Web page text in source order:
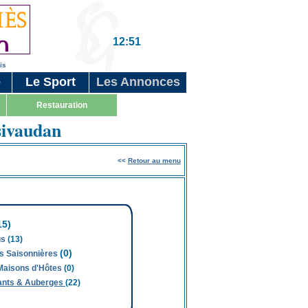
12:51
Le Sport Les Annonces
Restauration
<< Retour au menu
(13)
Saisonnières (0)
d'Hôtes (0)
& Auberges (22)